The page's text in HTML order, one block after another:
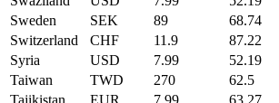
Sweden
SEK 89 68.74
Switzerland
CHF 11.9 87.22
Syria
USD 7.99 52.19
Taiwan
TWD 270 62.5
Tajikistan
EUR 7.99 63.27